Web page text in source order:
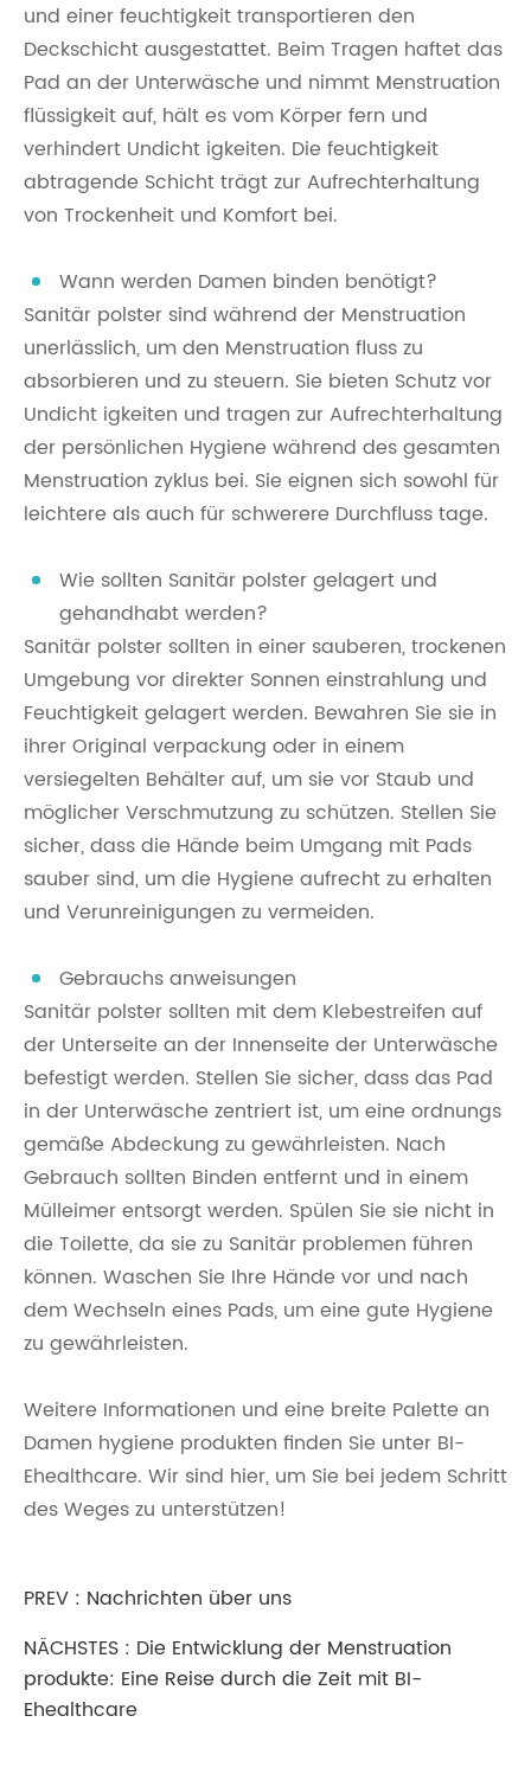
und einer feuchtigkeit transportieren den
Deckschicht ausgestattet. Beim Tragen haftet das
Pad an der Unterwäsche und nimmt Menstruation
flüssigkeit auf, hält es vom Körper fern und
verhindert Undicht igkeiten. Die feuchtigkeit
abtragende Schicht trägt zur Aufrechterhaltung
von Trockenheit und Komfort bei.
Wann werden Damen binden benötigt?
Sanitär polster sind während der Menstruation
unerlässlich, um den Menstruation fluss zu
absorbieren und zu steuern. Sie bieten Schutz vor
Undicht igkeiten und tragen zur Aufrechterhaltung
der persönlichen Hygiene während des gesamten
Menstruation zyklus bei. Sie eignen sich sowohl für
leichtere als auch für schwerere Durchfluss tage.
Wie sollten Sanitär polster gelagert und
gehandhabt werden?
Sanitär polster sollten in einer sauberen, trockenen
Umgebung vor direkter Sonnen einstrahlung und
Feuchtigkeit gelagert werden. Bewahren Sie sie in
ihrer Original verpackung oder in einem
versiegelten Behälter auf, um sie vor Staub und
möglicher Verschmutzung zu schützen. Stellen Sie
sicher, dass die Hände beim Umgang mit Pads
sauber sind, um die Hygiene aufrecht zu erhalten
und Verunreinigungen zu vermeiden.
Gebrauchs anweisungen
Sanitär polster sollten mit dem Klebestreifen auf
der Unterseite an der Innenseite der Unterwäsche
befestigt werden. Stellen Sie sicher, dass das Pad
in der Unterwäsche zentriert ist, um eine ordnungs
gemäße Abdeckung zu gewährleisten. Nach
Gebrauch sollten Binden entfernt und in einem
Mülleimer entsorgt werden. Spülen Sie sie nicht in
die Toilette, da sie zu Sanitär problemen führen
können. Waschen Sie Ihre Hände vor und nach
dem Wechseln eines Pads, um eine gute Hygiene
zu gewährleisten.
Weitere Informationen und eine breite Palette an
Damen hygiene produkten finden Sie unter BI-
Ehealthcare. Wir sind hier, um Sie bei jedem Schritt
des Weges zu unterstützen!
PREV : Nachrichten über uns
NÄCHSTES : Die Entwicklung der Menstruation
produkte: Eine Reise durch die Zeit mit BI-
Ehealthcare